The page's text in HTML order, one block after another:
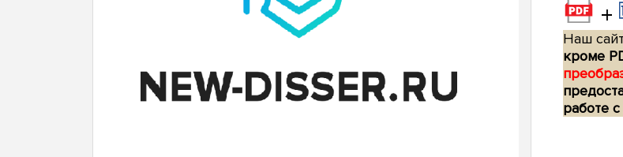
+
Наш
кроме
работе